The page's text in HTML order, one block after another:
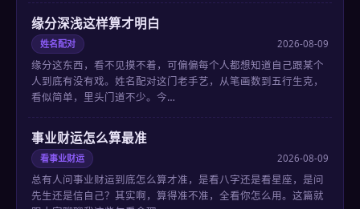
缘分深浅这样算才明白
姓名配对 2026-08-09
缘分这东西，看不见摸不着，可偏偏每个人都想知道自己跟某个
人到底有没有戏。姓名配对这门老手艺，从笔画数到五行生克，
看似简单，里头门道不少。今…
事业财运怎么算最准
看事业财运 2026-08-09
总有人问事业财运到底怎么算才准，是看八字还是看星座，是问
先生还是信自己？其实啊，算得准不准，全看你怎么用。这篇就